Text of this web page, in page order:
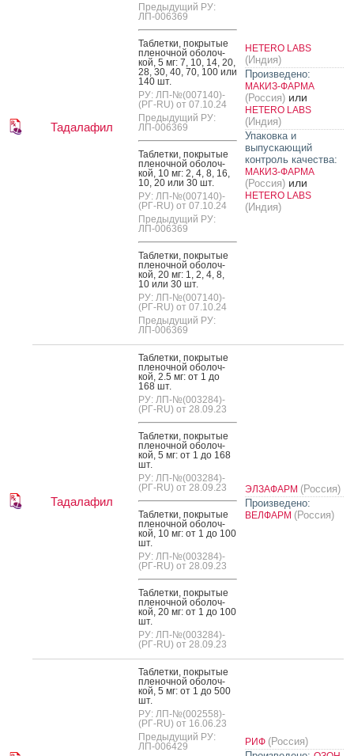
Тадалафил
Предыдущий РУ:
ЛП-006369
Таб­летки, пок­ры­тые
пле­ноч­ной обо­лоч­
кой, 5 мг: 7, 10, 14, 20,
28, 30, 40, 70, 100 или
140 шт.
РУ: ЛП-№(007140)-
(РГ-RU) от 07.10.24
Предыдущий РУ:
ЛП-006369
Таб­летки, пок­ры­тые
пле­ноч­ной обо­лоч­
кой, 10 мг: 2, 4, 8, 16,
10, 20 или 30 шт.
РУ: ЛП-№(007140)-
(РГ-RU) от 07.10.24
Предыдущий РУ:
ЛП-006369
Таб­летки, пок­ры­тые
пле­ноч­ной обо­лоч­
кой, 20 мг: 1, 2, 4, 8,
10 или 30 шт.
РУ: ЛП-№(007140)-
(РГ-RU) от 07.10.24
Предыдущий РУ:
ЛП-006369
HETERO LABS
(Индия)
Произведено:
МАКИЗ-ФАРМА
(Россия) или
HETERO LABS
(Индия)
Упаковка и
выпускающий
контроль качества:
МАКИЗ-ФАРМА
(Россия) или
HETERO LABS
(Индия)
Тадалафил
Таб­летки, пок­ры­тые
пле­ноч­ной обо­лоч­
кой, 2.5 мг: от 1 до
168 шт.
РУ: ЛП-№(003284)-
(РГ-RU) от 28.09.23
Таб­летки, пок­ры­тые
пле­ноч­ной обо­лоч­
кой, 5 мг: от 1 до 168
шт.
РУ: ЛП-№(003284)-
(РГ-RU) от 28.09.23
Таб­летки, пок­ры­тые
пле­ноч­ной обо­лоч­
кой, 10 мг: от 1 до 100
шт.
РУ: ЛП-№(003284)-
(РГ-RU) от 28.09.23
Таб­летки, пок­ры­тые
пле­ноч­ной обо­лоч­
кой, 20 мг: от 1 до 100
шт.
РУ: ЛП-№(003284)-
(РГ-RU) от 28.09.23
ЭЛЗАФАРМ (Россия)
Произведено:
ВЕЛФАРМ (Россия)
Таб­летки, пок­ры­тые
пле­ноч­ной обо­лоч­
кой, 5 мг: от 1 до 500
шт.
РУ: ЛП-№(002558)-
(РГ-RU) от 16.06.23
Предыдущий РУ:
ЛП-006429
РИФ (Россия)